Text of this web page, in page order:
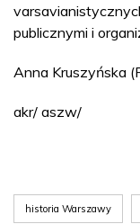
publicznymi i
Anna Kruszyńska
akr/ aszw/
historia Warszawy